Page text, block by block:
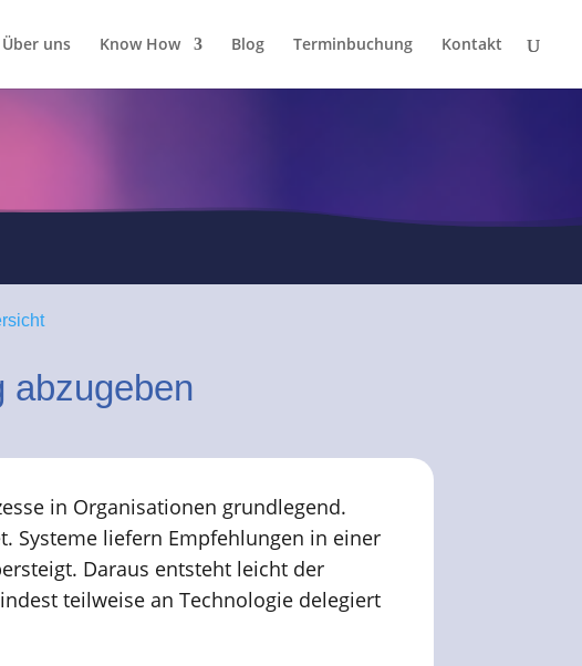
Über uns Know How Blog Terminbuchung Kontakt
abzugeben
in Organisationen grundlegend.
Systeme liefern Empfehlungen in einer
Daraus entsteht leicht der
teilweise an Technologie delegiert